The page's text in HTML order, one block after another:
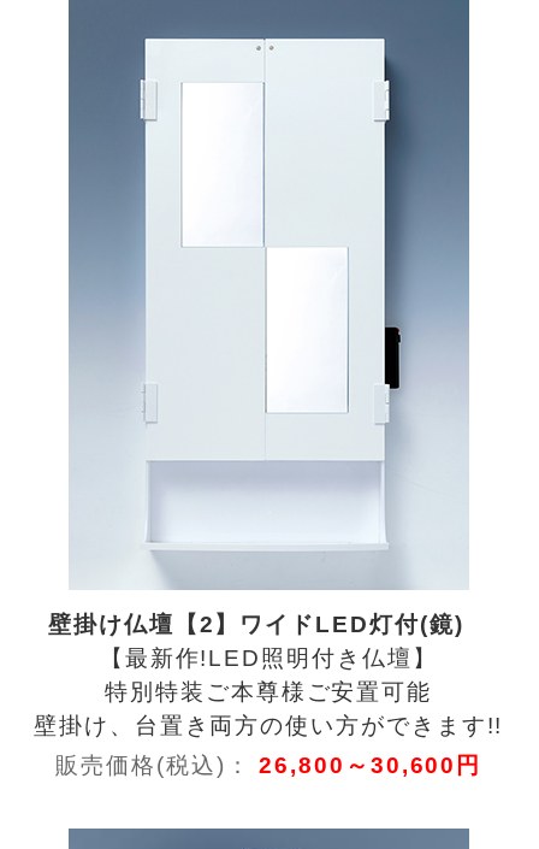
壁掛け仏壇【2】ワイドLED灯付(鏡)
【最新作!LED照明付き仏壇】
特別特装ご本尊様ご安置可能
壁掛け、台置き両方の使い方ができます!!
販売価格(税込)：26,800～30,600円